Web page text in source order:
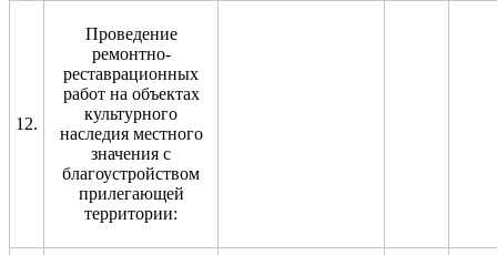
12.
Проведение
ремонтно-
реставрационных
работ на объектах
культурного
наследия местного
значения с
благоустройством
прилегающей
территории: